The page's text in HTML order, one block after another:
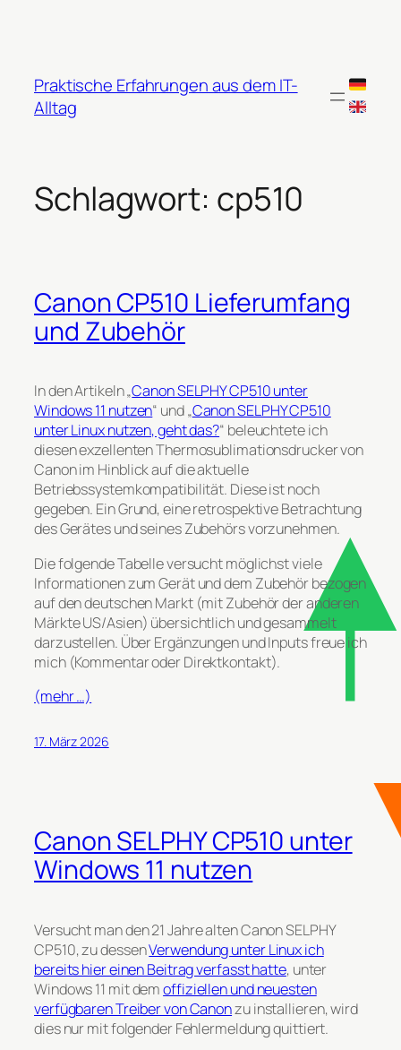
Praktische Erfahrungen aus dem IT-
Alltag
Schlagwort: cp510
Canon CP510 Lieferumfang
und Zubehör
In den Artikeln „Canon SELPHY CP510 unter
Windows 11 nutzen“ und „Canon SELPHY CP510
unter Linux nutzen, geht das?“ beleuchtete ich
diesen exzellenten Thermosublimationsdrucker von
Canon im Hinblick auf die aktuelle
Betriebssystemkompatibilität. Diese ist noch
gegeben. Ein Grund, eine retrospektive Betrachtung
des Gerätes und seines Zubehörs vorzunehmen.
Die folgende Tabelle versucht möglichst viele
Informationen zum Gerät und dem Zubehör bezogen
auf den deutschen Markt (mit Zubehör der anderen
Märkte US/Asien) übersichtlich und gesammelt
darzustellen. Über Ergänzungen und Inputs freue ich
mich (Kommentar oder Direktkontakt).
(mehr …)
17. März 2026
Canon SELPHY CP510 unter
Windows 11 nutzen
Versucht man den 21 Jahre alten Canon SELPHY
CP510, zu dessenVerwendung unter Linux ich
bereits hier einen Beitrag verfasst hatte, unter
Windows 11 mit demoffiziellen und neuesten
verfügbaren Treiber von Canonzu installieren, wird
dies nur mit folgender Fehlermeldung quittiert.